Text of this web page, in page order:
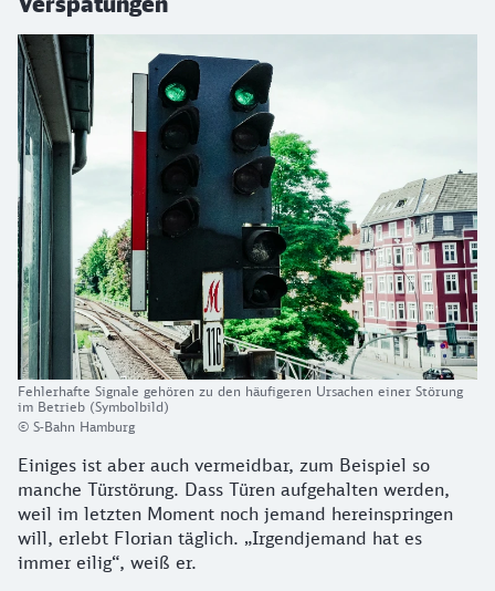
Fehlerhafte Signale gehören zu den häufigeren Ursachen einer Störung
im Betrieb (Symbolbild)
© S-Bahn Hamburg
Einiges ist aber auch vermeidbar, zum Beispiel so
manche Türstörung. Dass Türen aufgehalten werden,
weil im letzten Moment noch jemand hereinspringen
will, erlebt Florian täglich. „Irgendjemand hat es
immer eilig“, weiß er.